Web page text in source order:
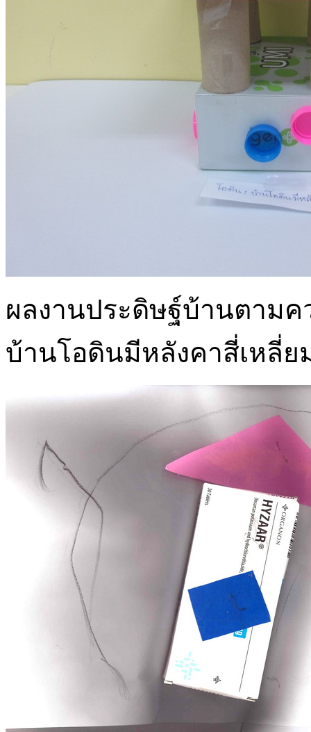
ผลงานประดิษฐ์บ้านตามค
บ้านโอดินมีหลังคาสี่เหลี่ย